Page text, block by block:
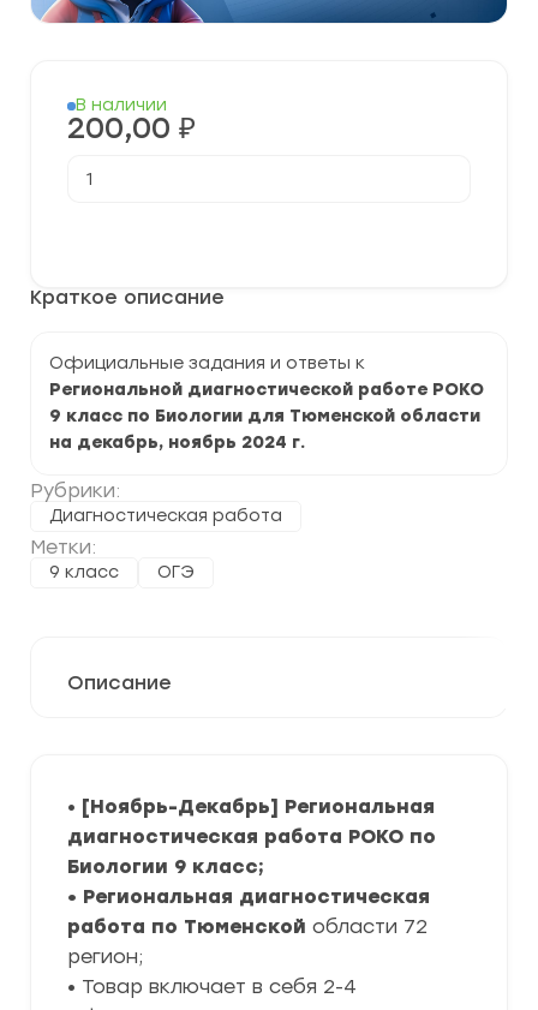
Краткое описание
Официальные задания и ответы к
Региональной диагностической работе РОКО
9 класс по Биологии для Тюменской области
на декабрь, ноябрь 2024 г.
Рубрики:
Диагностическая работа
Метки:
9 класс ОГЭ
В наличии
200,00 ₽
товара
Биологии
2024
г.
Описание
• [Ноябрь-Декабрь] Региональная
диагностическая работа РОКО по
Биологии 9 класс;
• Региональная диагностическая
работа по Тюменской области 72
регион;
• Товар включает в себя 2-4